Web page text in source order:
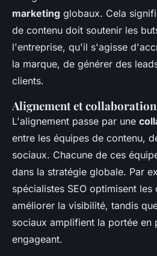
marketing globaux. Cela
de contenu doit soutenir les
l'entreprise, qu'il s'agisse
la marque, de générer des
clients.
Alignement et collaboration
L'alignement passe par une
entre les équipes de contenu,
sociaux. Chacune de ces
dans la stratégie globale. Par
spécialistes SEO optimisent les
améliorer la visibilité, tandis
sociaux amplifient la portée en
engageant.